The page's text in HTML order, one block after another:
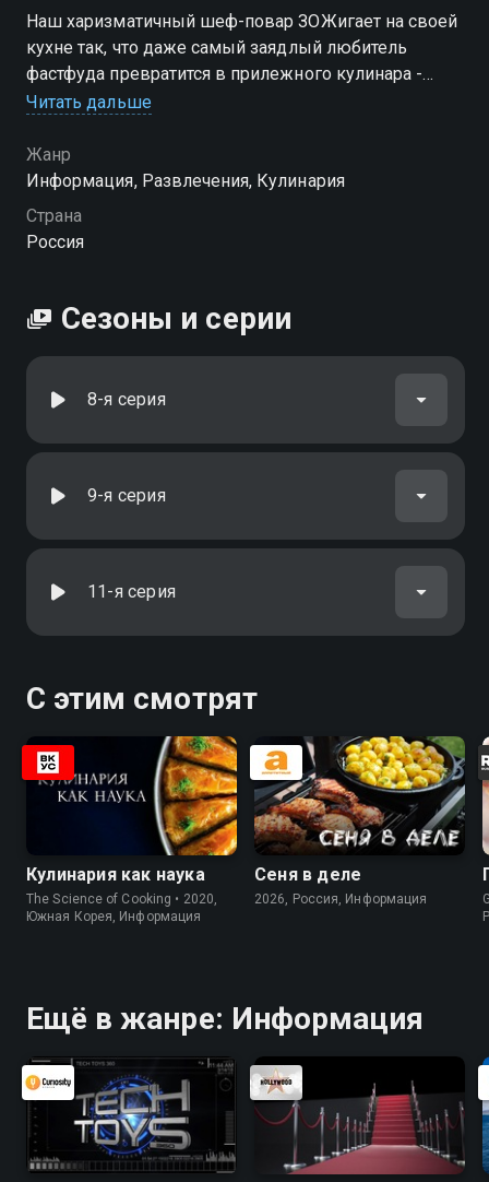
Наш харизматичный шеф-повар ЗОЖигает на своей
кухне так, что даже самый заядлый любитель
фастфуда превратится в прилежного кулинара -
зожника
Читать дальше
Жанр
Информация, Развлечения, Кулинария
Страна
Россия
Сезоны и серии
8-я серия
9-я серия
11-я серия
С этим смотрят
Кулинария как наука
The Science of Cooking • 2020,
Южная Корея, Информация
Сеня в деле
2026, Россия, Информация
Ещё в жанре: Информация